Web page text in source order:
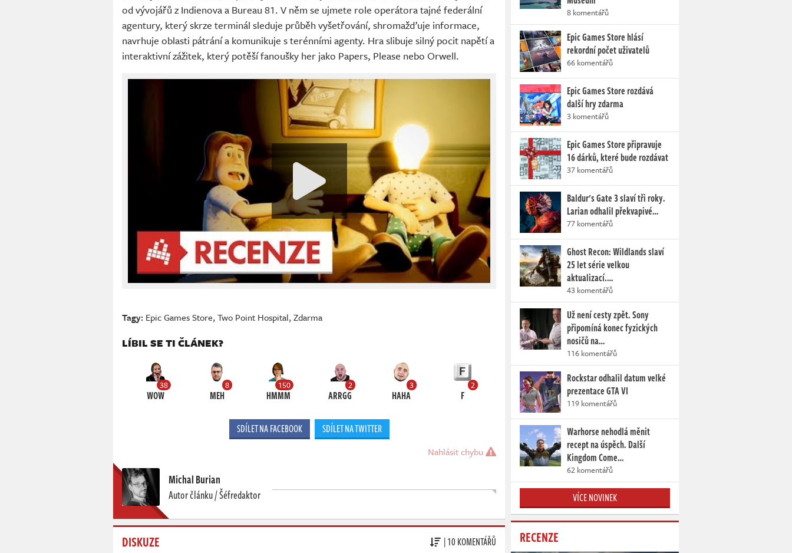
od vývojářů z Indienova a Bureau 81. V něm se ujmete role operátora tajné federální
agentury, který skrze terminál sleduje průběh vyšetřování, shromažďuje informace,
navrhuje oblasti pátrání a komunikuje s terénními agenty. Hra slibuje silný pocit napětí a
interaktivní zážitek, který potěší fanoušky her jako Papers, Please nebo Orwell.
Tagy: Epic Games Store,Two Point Hospital,Zdarma
LÍBIL SE TI ČLÁNEK?
38
WOW
8
MEH
150
HMMM
2
ARRGG
3
HAHA
2
F
SDÍLET NA FACEBOOK SDÍLET NA TWITTER
Nahlásit chybu
Michal Burian
Autor článku / Šéfredaktor
DISKUZE | 10 KOMENTÁŘŮ
8 komentářů
Epic Games Store hlásí
rekordní počet uživatelů
66 komentářů
Epic Games Store rozdává
další hry zdarma
3 komentářů
Epic Games Store připravuje
16 dárků, které bude rozdávat
37 komentářů
Baldur's Gate 3 slaví tři roky.
Larian odhalil překvapivé…
77 komentářů
Ghost Recon: Wildlands slaví
25 let série velkou
aktualizací.…
43 komentářů
Už není cesty zpět. Sony
připomíná konec fyzických
nosičů na…
116 komentářů
Rockstar odhalil datum velké
prezentace GTA VI
119 komentářů
Warhorse nehodlá měnit
recept na úspěch. Další
Kingdom Come…
62 komentářů
VÍCE NOVINEK
RECENZE